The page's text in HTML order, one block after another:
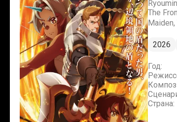
The
2026
Год:
Страна: